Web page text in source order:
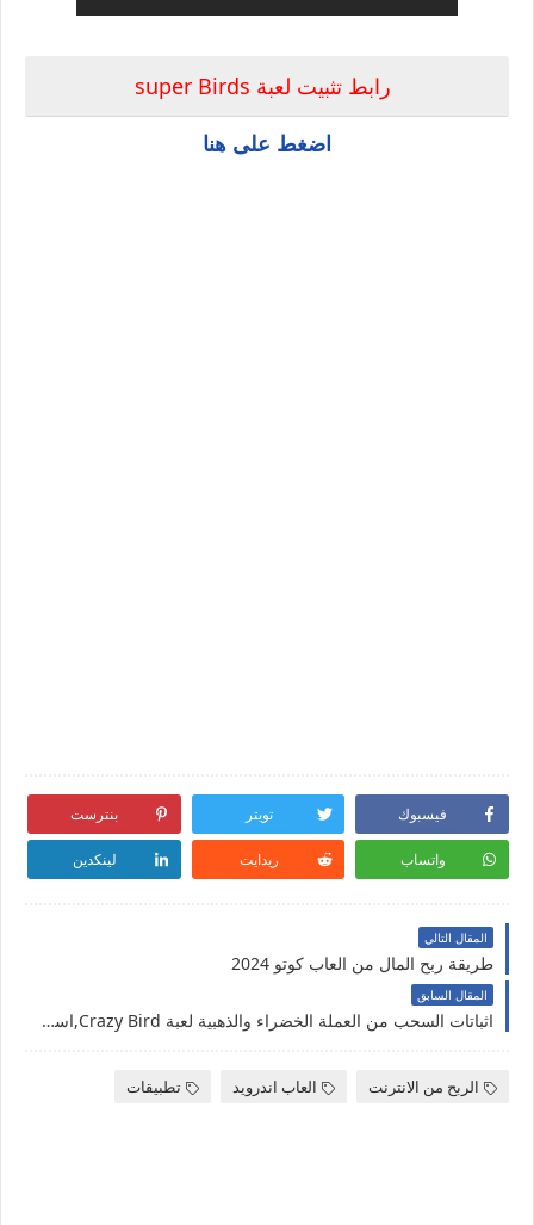
رابط تثبيت لعبة super Birds
اضغط على هنا
فيسبوك تويتر بنترست
واتساب ريدايت لينكدين
المقال التالي
طريقة ربح المال من العاب كوتو 2024
المقال السابق
اثباتات السحب من العملة الخضراء والذهبية لعبة Crazy Bird,اسهل العاب الربح من الانترنت 2024
الربح من الانترنت العاب اندرويد تطبيقات